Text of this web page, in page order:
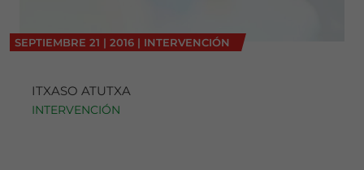
SEPTIEMBRE 21 | 2016 | INTERVENCIÓN
ITXASO ATUTXA
INTERVENCIÓN